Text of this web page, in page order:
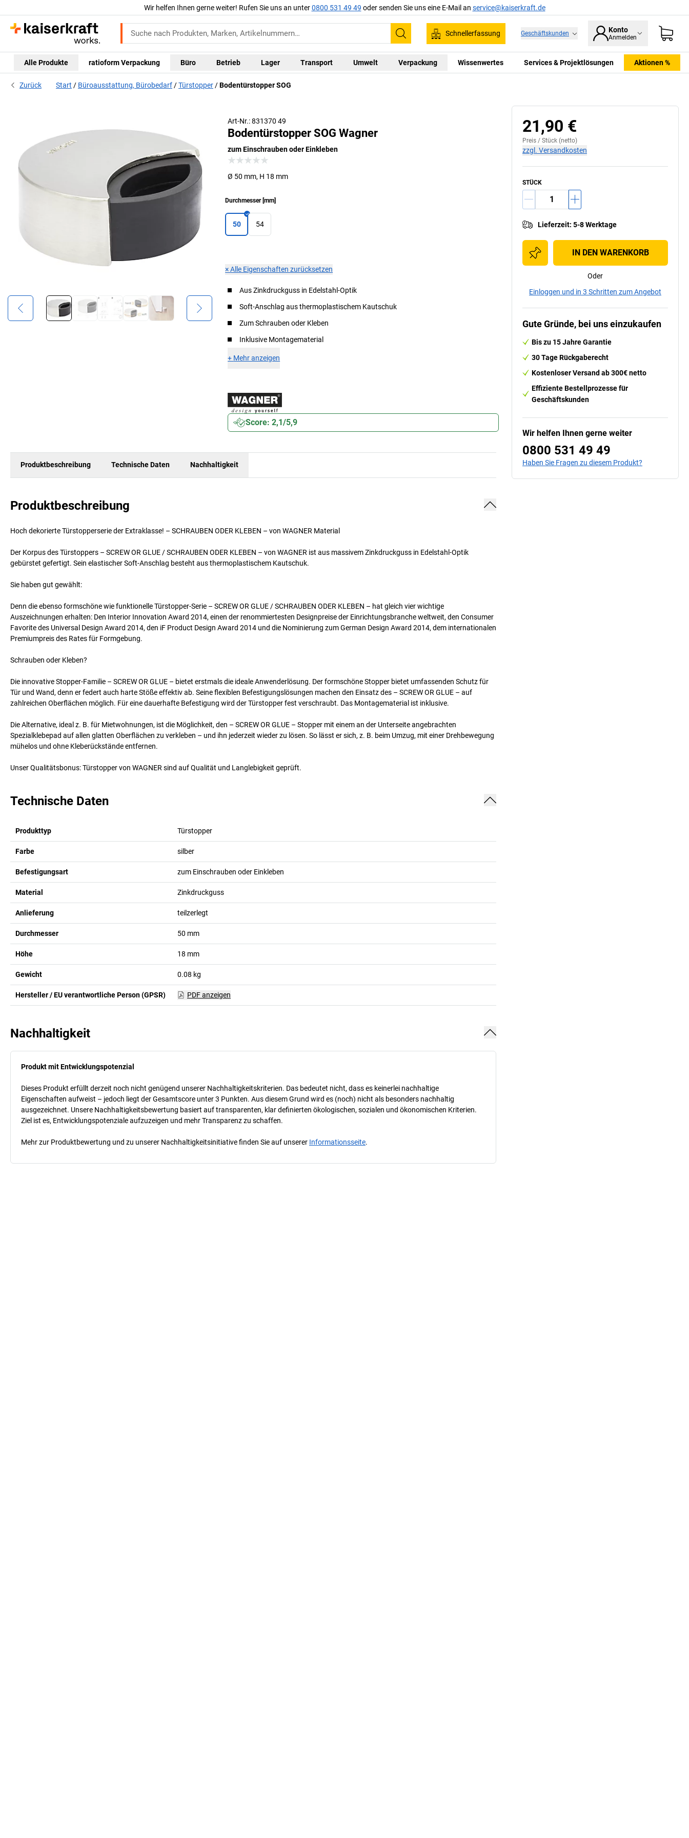
Wir helfen Ihnen gerne weiter! Rufen Sie uns an unter0800 531 49 49 oder senden Sie uns eine E-Mail an service@kaiserkraft.de
Suchen
Schnellerfassung Geschäftskunden Konto
Anmelden
Alle Produkte ratioform Verpackung Büro Betrieb Lager Transport Umwelt Verpackung Wissenwertes Services & Projektlösungen Aktionen %
Zurück Start Büroausstattung, Bürobedarf Türstopper Bodentürstopper SOG
Art-Nr.: 831370 49
Bodentürstopper SOG Wagner
zum Einschrauben oder Einkleben
Ø 50 mm, H 18 mm
Durchmesser[mm]
50 54
×Alle Eigenschaften zurücksetzen
Aus Zinkdruckguss in Edelstahl-Optik
Soft-Anschlag aus thermoplastischem Kautschuk
Zum Schrauben oder Kleben
Inklusive Montagematerial
+ Mehr anzeigen
Score: 2,1/5,9
Produktbeschreibung Technische Daten Nachhaltigkeit
Produktbeschreibung
Hoch dekorierte Türstopperserie der Extraklasse! – SCHRAUBEN ODER KLEBEN – von WAGNER Material
Der Korpus des Türstoppers – SCREW OR GLUE / SCHRAUBEN ODER KLEBEN – von WAGNER ist aus massivem Zinkdruckguss in Edelstahl-Optik
gebürstet gefertigt. Sein elastischer Soft-Anschlag besteht aus thermoplastischem Kautschuk.
Sie haben gut gewählt:
Denn die ebenso formschöne wie funktionelle Türstopper-Serie – SCREW OR GLUE / SCHRAUBEN ODER KLEBEN – hat gleich vier wichtige
Auszeichnungen erhalten: Den Interior Innovation Award 2014, einen der renommiertesten Designpreise der Einrichtungsbranche weltweit, den Consumer
Favorite des Universal Design Award 2014, den iF Product Design Award 2014 und die Nominierung zum German Design Award 2014, dem internationalen
Premiumpreis des Rates für Formgebung.
Schrauben oder Kleben?
Die innovative Stopper-Familie – SCREW OR GLUE – bietet erstmals die ideale Anwenderlösung. Der formschöne Stopper bietet umfassenden Schutz für
Tür und Wand, denn er federt auch harte Stöße effektiv ab. Seine flexiblen Befestigungslösungen machen den Einsatz des – SCREW OR GLUE – auf
zahlreichen Oberflächen möglich. Für eine dauerhafte Befestigung wird der Türstopper fest verschraubt. Das Montagematerial ist inklusive.
Die Alternative, ideal z. B. für Mietwohnungen, ist die Möglichkeit, den – SCREW OR GLUE – Stopper mit einem an der Unterseite angebrachten
Spezialklebepad auf allen glatten Oberflächen zu verkleben – und ihn jederzeit wieder zu lösen. So lässt er sich, z. B. beim Umzug, mit einer Drehbewegung
mühelos und ohne Kleberückstände entfernen.
Unser Qualitätsbonus: Türstopper von WAGNER sind auf Qualität und Langlebigkeit geprüft.
Technische Daten
Produkttyp Türstopper
Farbe silber
Befestigungsart zum Einschrauben oder Einkleben
Material Zinkdruckguss
Anlieferung teilzerlegt
Durchmesser 50 mm
Höhe 18 mm
Gewicht 0.08 kg
Hersteller / EU verantwortliche Person (GPSR) PDF anzeigen
Nachhaltigkeit
Produkt mit Entwicklungspotenzial
Dieses Produkt erfüllt derzeit noch nicht genügend unserer Nachhaltigkeitskriterien. Das bedeutet nicht, dass es keinerlei nachhaltige
Eigenschaften aufweist – jedoch liegt der Gesamtscore unter 3 Punkten. Aus diesem Grund wird es (noch) nicht als besonders nachhaltig
ausgezeichnet. Unsere Nachhaltigkeitsbewertung basiert auf transparenten, klar definierten ökologischen, sozialen und ökonomischen Kriterien.
Ziel ist es, Entwicklungspotenziale aufzuzeigen und mehr Transparenz zu schaffen.
Mehr zur Produktbewertung und zu unserer Nachhaltigkeitsinitiative finden Sie auf unserer Informationsseite.
21,90 €
Preis / Stück (netto)
zzgl. Versandkosten
STÜCK
Lieferzeit: 5-8 Werktage
IN DEN WARENKORB
Oder
Einloggen und in 3 Schritten zum Angebot
Gute Gründe, bei uns einzukaufen
Bis zu 15 Jahre Garantie
30 Tage Rückgaberecht
Kostenloser Versand ab 300€ netto
Effiziente Bestellprozesse für
Geschäftskunden
Wir helfen Ihnen gerne weiter
0800 531 49 49
Haben Sie Fragen zu diesem Produkt?